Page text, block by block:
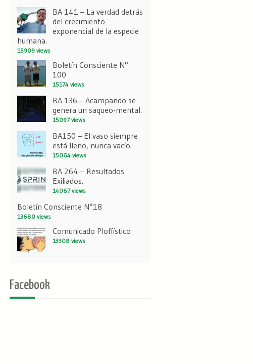
BA 141 – La verdad detrás
del crecimiento
exponencial de la especie
humana.
15909 views
Boletín Consciente N°
100
15174 views
BA 136 – Acampando se
genera un saqueo-mental.
15097 views
BA150 – El vaso siempre
está lleno, nunca vacío.
15064 views
BA 264 – Resultados
Exiliados.
14067 views
Boletín Consciente N°18
13680 views
Comunicado Ploffístico
13308 views
Facebook